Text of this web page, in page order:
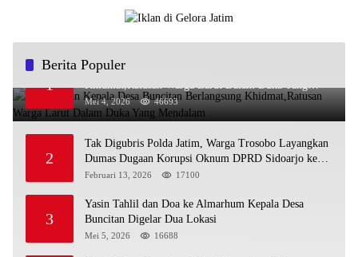
Berita Populer
1
Pemakaman Kepala Desa Buncitan Berlangsung
Mendalam
Mei 4, 2026 46693
2
Tak Digubris Polda Jatim, Warga Trosobo Layangkan
Dumas Dugaan Korupsi Oknum DPRD Sidoarjo ke
Kapolri
Februari 13, 2026 17100
3
Yasin Tahlil dan Doa ke Almarhum Kepala Desa
Buncitan Digelar Dua Lokasi
Mei 5, 2026 16688